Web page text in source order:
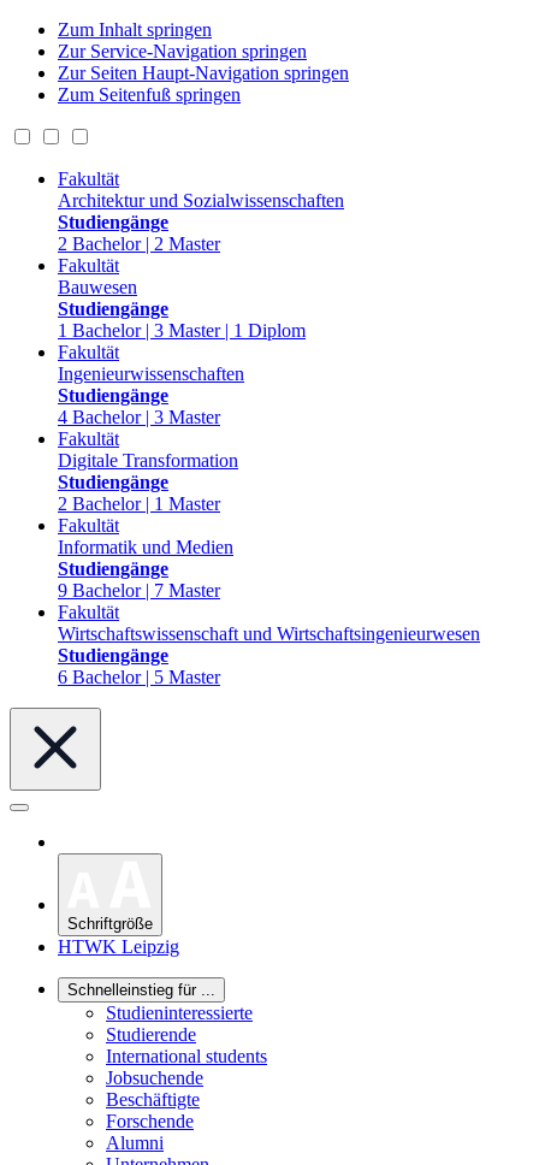
Zum Inhalt springen
Zur Service-Navigation springen
Zur Seiten Haupt-Navigation springen
Zum Seitenfuß springen
Fakultät
Architektur und Sozialwissenschaften
Studiengänge
2 Bachelor | 2 Master
Fakultät
Bauwesen
Studiengänge
1 Bachelor | 3 Master | 1 Diplom
Fakultät
Ingenieurwissenschaften
Studiengänge
4 Bachelor | 3 Master
Fakultät
Digitale Transformation
Studiengänge
2 Bachelor | 1 Master
Fakultät
Informatik und Medien
Studiengänge
9 Bachelor | 7 Master
Fakultät
Wirtschaftswissenschaft und Wirtschaftsingenieurwesen
Studiengänge
6 Bachelor | 5 Master
Schriftgröße
HTWK Leipzig
Schnelleinstieg für ...
Studieninteressierte
Studierende
International students
Jobsuchende
Beschäftigte
Forschende
Alumni